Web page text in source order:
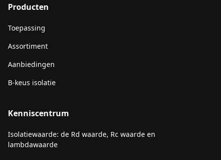
Producten
Toepassing
Assortiment
Aanbiedingen
B-keus isolatie
Kenniscentrum
Isolatiewaarde: de Rd waarde, Rc waarde en
lambdawaarde